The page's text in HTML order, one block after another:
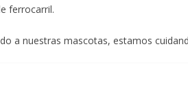
ferrocarril.
a nuestras mascotas, estamos